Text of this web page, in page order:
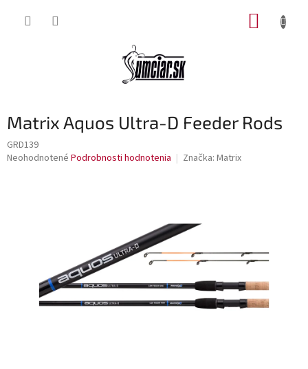
Matrix Aquos Ultra-D Feeder Rods
GRD139
Priemerné
Neohodnotené Podrobnosti hodnotenia Značka: Matrix